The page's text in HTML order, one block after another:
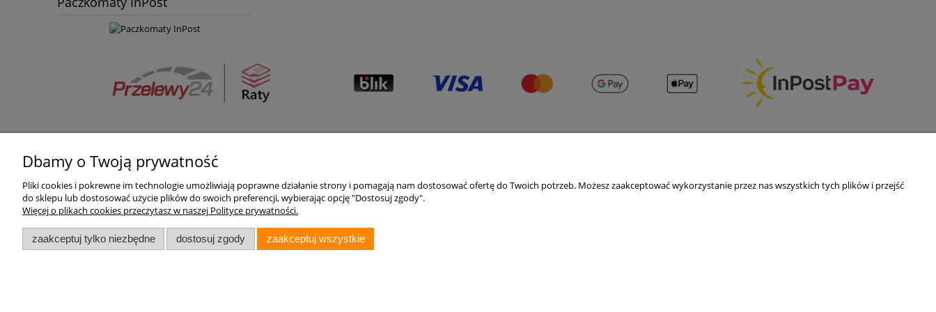
Pomoc
Zwroty i reklamacje
Regulamin
Twoje zamówienia
Ustawienia konta
Przechowalnia
Formy płatności
Kontakt i dane firmy
Dbamy o Twoją prywatność
Pliki cookies i pokrewne im technologie umożliwiają poprawne działanie strony i pomagają nam dostosować ofertę do Twoich potrzeb. Możesz zaakceptować wykorzystanie przez nas wszystkich tych plików i przejść
do sklepu lub dostosować użycie plików do swoich preferencji, wybierając opcję "Dostosuj zgody".
Więcej o plikach cookies przeczytasz w naszej Polityce prywatności.
zaakceptuj tylko niezbędne dostosuj zgody zaakceptuj wszystkie